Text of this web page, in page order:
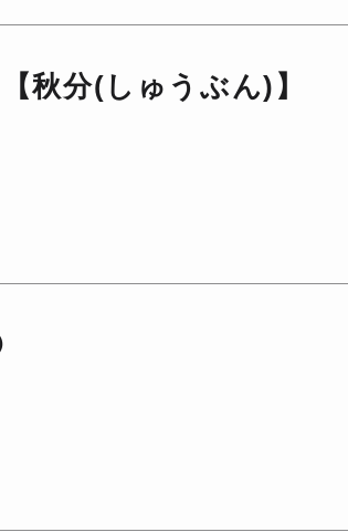
秋分(しゅうぶん)】